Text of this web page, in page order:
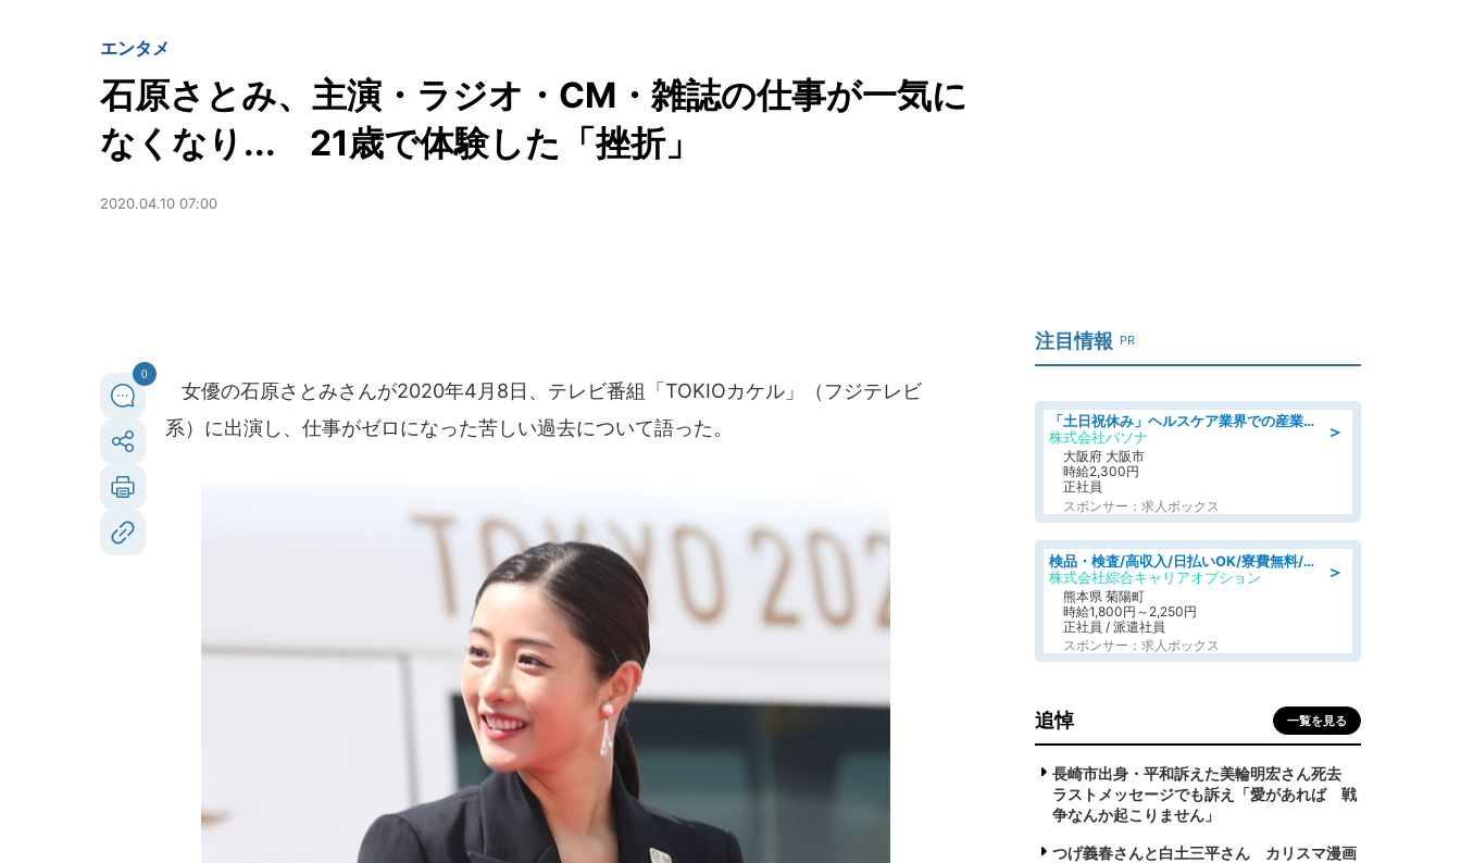
エンタメ
石原さとみ、主演・ラジオ・CM・雑誌の仕事が一気に
なくなり... 21歳で体験した「挫折」
2020.04.10 07:00
0
女優の石原さとみさんが2020年4月8日、テレビ番組「TOKIOカケル」（フジテレビ
系）に出演し、仕事がゼロになった苦しい過去について語った。
注目情報 PR
＞
「土日祝休み」ヘルスケア業界での産業保健師業務/看護師/高時給/要資格:正看護師
株式会社パソナ
大阪府 大阪市
時給2,300円
正社員
スポンサー：求人ボックス
＞
検品・検査/高収入/日払いOK/寮費無料/日勤/20・30・40代活躍中
株式会社綜合キャリアオプション
熊本県 菊陽町
時給1,800円～2,250円
正社員 / 派遣社員
スポンサー：求人ボックス
追悼 一覧を見る
長崎市出身・平和訴えた美輪明宏さん死去
ラストメッセージでも訴え「愛があれば 戦
争なんか起こりません」
つげ義春さんと白土三平さん カリスマ漫画